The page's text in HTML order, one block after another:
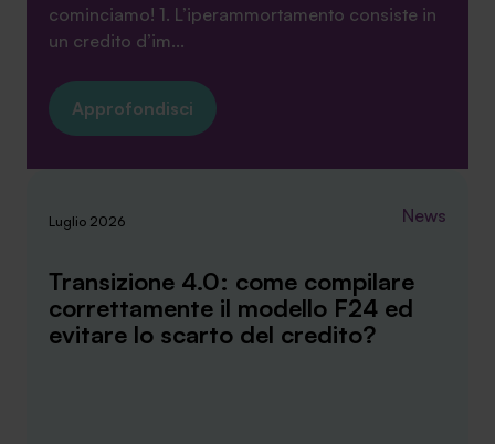
cominciamo! 1. L’iperammortamento consiste in
un credito d’im...
Approfondisci
Luglio 2026 News
Transizione 4.0: come compilare
correttamente il modello F24 ed
evitare lo scarto del credito?